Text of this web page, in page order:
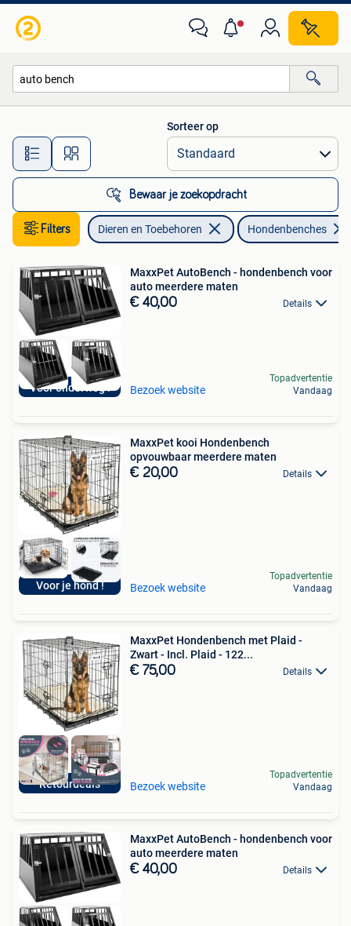
Alle afstanden…
Sorteer op
Bewaar je zoekopdracht
Filters Dieren en Toebehoren Hondenbenches
Voor onderweg !
MaxxPet AutoBench - hondenbench voor
auto meerdere maten
€ 40,00 Details
Bezoek website
Topadvertentie
Vandaag
Voor je hond !
MaxxPet kooi Hondenbench
opvouwbaar meerdere maten
€ 20,00 Details
Bezoek website
Topadvertentie
Vandaag
Retourdeals
MaxxPet Hondenbench met Plaid -
Zwart - Incl. Plaid - 122...
€ 75,00 Details
Bezoek website
Topadvertentie
Vandaag
MaxxPet AutoBench - hondenbench voor
auto meerdere maten
€ 40,00 Details